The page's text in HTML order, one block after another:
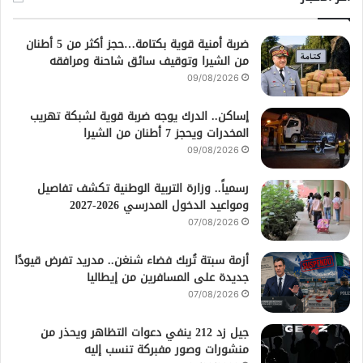
ضربة أمنية قوية بكتامة…حجز أكثر من 5 أطنان
من الشيرا وتوقيف سائق شاحنة ومرافقه
09/08/2026
إساكن.. الدرك يوجه ضربة قوية لشبكة تهريب
المخدرات ويحجز 7 أطنان من الشيرا
09/08/2026
رسمياً.. وزارة التربية الوطنية تكشف تفاصيل
ومواعيد الدخول المدرسي 2026-2027
07/08/2026
أزمة سبتة تُربك فضاء شنغن.. مدريد تفرض قيودًا
جديدة على المسافرين من إيطاليا
07/08/2026
جيل زد 212 ينفي دعوات التظاهر ويحذر من
منشورات وصور مفبركة تنسب إليه